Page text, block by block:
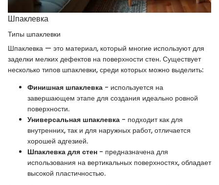
Шпаклевка
Типы шпаклевки
Шпаклевка — это материал, который многие используют для
заделки мелких дефектов на поверхности стен. Существует
несколько типов шпаклевки, среди которых можно выделить:
Финишная шпаклевка - используется на
завершающем этапе для создания идеально ровной
поверхности.
Универсальная шпаклевка - подходит как для
внутренних, так и для наружных работ, отличается
хорошей адгезией.
Шпаклевка для стен - предназначена для
использования на вертикальных поверхностях, обладает
высокой пластичностью.